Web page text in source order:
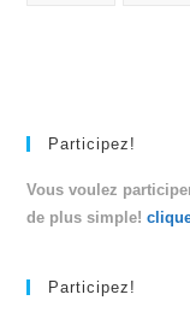
Participez!
Vous voulez
de plus simple!
Participez!